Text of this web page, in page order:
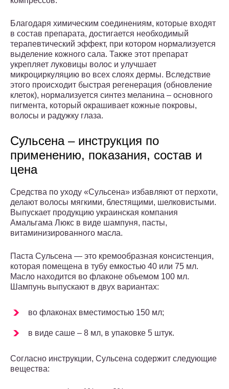
Благодаря химическим соединениям, которые входят
в состав препарата, достигается необходимый
терапевтический эффект, при котором нормализуется
выделение кожного сала. Также этот препарат
укрепляет луковицы волос и улучшает
микроциркуляцию во всех слоях дермы. Вследствие
этого происходит быстрая регенерация (обновление
клеток), нормализуется синтез меланина – основного
пигмента, который окрашивает кожные покровы,
волосы и радужку глаза.
Сульсена – инструкция по
применению, показания, состав и
цена
Средства по уходу «Сульсена» избавляют от перхоти,
делают волосы мягкими, блестящими, шелковистыми.
Выпускает продукцию украинская компания
Амальгама Люкс в виде шампуня, пасты,
витаминизированного масла.
Паста Сульсена — это кремообразная консистенция,
которая помещена в тубу емкостью 40 или 75 мл.
Масло находится во флаконе объемом 100 мл.
Шампунь выпускают в двух вариантах:
во флаконах вместимостью 150 мл;
в виде саше – 8 мл, в упаковке 5 штук.
Согласно инструкции, Сульсена содержит следующие
вещества: